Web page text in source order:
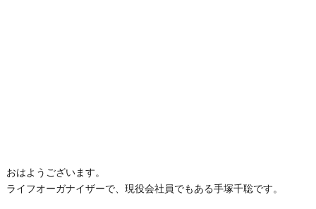
おはようございます。
ライフオーガナイザーで、現役会社員でもある手塚千聡です。